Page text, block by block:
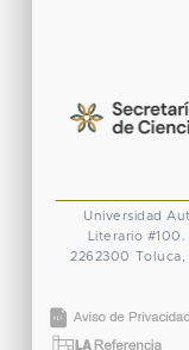
Universidad
Literario
2262300 Toluca,